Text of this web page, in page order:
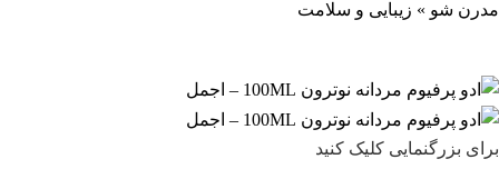
مدرن شو » زیبایی و سلامت
برای بزرگنمایی کلیک کنید